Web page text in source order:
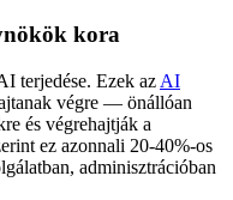
kora
terjedése. Ezek az AI
végre — önállóan
és végrehajtják a
ez azonnali 20-40%-os
adminisztrációban